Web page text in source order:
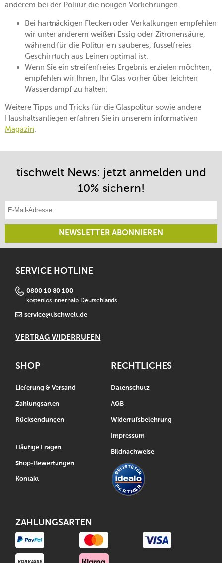
anderem bei der Politur die nötigen Vorkehrungen.
Bei hartnäckigen Flecken oder Verkalkungen empfehlen
wir unter anderem weißen Essig oder Zitronensäure,
während für die Politur ein sauberes, fusselfreies
Geschirrtuch aus Leinen optimal ist.
Wenn Sie ein streifenfreies Ergebnis erzielen möchten,
empfehlen wir Ihnen, Ihr Glas vorher über leichten
Wasserdampf zu halten.
Weitere Tipps und Tricks für die Glaspolitur sowie andere
Haushaltsanliegen erfahren Sie in unserem informativen
Magazin.
tischwelt News: jetzt anmelden und
10% sichern!
E-Mail-Adresse eintragen
NEWSLETTER ABONNIEREN
SERVICE HOTLINE
0800 10 80 100
kostenlos innerhalb Deutschlands
service@tischwelt.de
VERTRAG WIDERRUFEN
SHOP
Lieferung & Versand
Zahlungsarten
Rücksendungen
Häufige Fragen
Shop-Bewertungen
Kontakt
RECHTLICHES
Datenschutz
AGB
Widerrufsbelehrung
Impressum
Bildnachweise
ZAHLUNGSARTEN